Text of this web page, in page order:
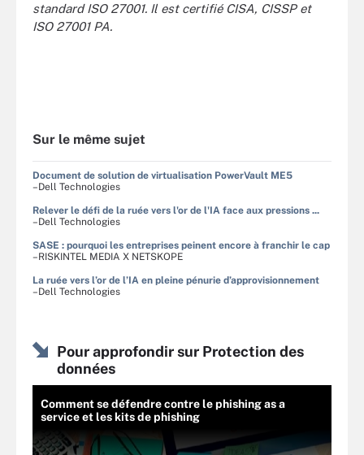
standard ISO 27001. Il est certifié CISA, CISSP et
ISO 27001 PA.
Sur le même sujet
Document de solution de virtualisation PowerVault ME5
–Dell Technologies
Relever le défi de la ruée vers l'or de l'IA face aux pressions ...
–Dell Technologies
SASE : pourquoi les entreprises peinent encore à franchir le cap
–RISKINTEL MEDIA X NETSKOPE
La ruée vers l’or de l’IA en pleine pénurie d’approvisionnement
–Dell Technologies
Pour approfondir sur Protection des
données
Comment se défendre contre le phishing as a
service et les kits de phishing